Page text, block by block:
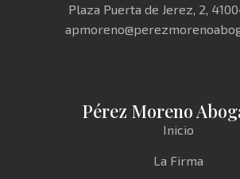
Plaza Puerta de Jerez, 2,
Pérez Moreno
Inicio
La Firma